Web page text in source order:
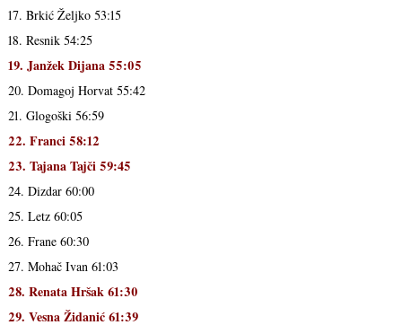
17. Brkić Željko 53:15
18. Resnik 54:25
19. Janžek Dijana 55:05
20. Domagoj Horvat 55:42
21. Glogoški 56:59
22. Franci 58:12
23. Tajana Tajči 59:45
24. Dizdar 60:00
25. Letz 60:05
26. Frane 60:30
27. Mohač Ivan 61:03
28. Renata Hršak 61:30
29. Vesna Židanić 61:39